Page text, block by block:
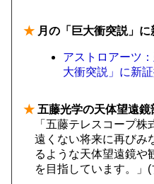
★ 月の「巨大衝突説」に
アストロアーツ
大衝突説」に新
★ 五藤光学の天体望遠鏡
「五藤テレスコープ株
遠くない将来に再びみ
るような天体望遠鏡や
を目指しています。」(